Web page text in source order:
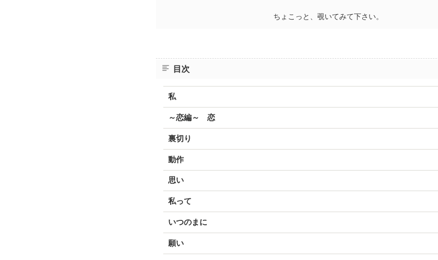
ちょこっと、覗いてみて下さい。
目次
私
～恋編～ 恋
裏切り
動作
思い
私って
いつのまに
願い